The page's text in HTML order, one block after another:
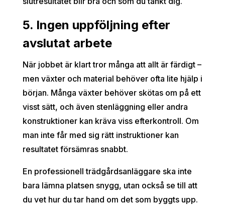
5. Ingen uppföljning efter
avslutat arbete
När jobbet är klart tror många att allt är färdigt –
men växter och material behöver ofta lite hjälp i
början. Många växter behöver skötas om på ett
visst sätt, och även stenläggning eller andra
konstruktioner kan kräva viss efterkontroll. Om
man inte får med sig rätt instruktioner kan
resultatet försämras snabbt.
En professionell trädgårdsanläggare ska inte
bara lämna platsen snygg, utan också se till att
du vet hur du tar hand om det som byggts upp.